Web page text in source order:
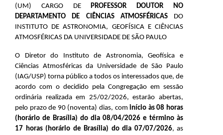
(UM) CARGO DEPROFESSOR DOUTOR NO
DEPARTAMENTO DE CIÊNCIAS ATMOSFÉRICASDO
INSTITUTO DE ASTRONOMIA, GEOFÍSICA E CIÊNCIAS
ATMOSFÉRICAS DA UNIVERSIDADE DE SÃO PAULO
O Diretor do Instituto de Astronomia, Geofísica e
Ciências Atmosféricas da Universidade de São Paulo
(IAG/USP) torna público a todos os interessados que, de
acordo com o decidido pela Congregação em sessão
ordinária realizada em 25/02/2026, estarão abertas,
pelo prazo de 90 (noventa) dias, com início às 08 horas
(horário de Brasília) do dia 08/04/2026 e término às
17 horas (horário de Brasília) do dia 07/07/2026, as